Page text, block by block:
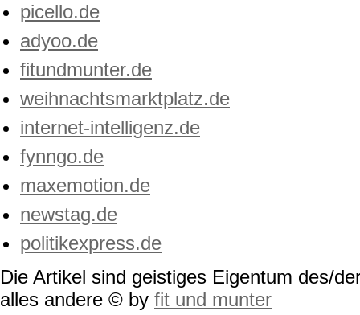
picello.de
adyoo.de
fitundmunter.de
weihnachtsmarktplatz.de
internet-intelligenz.de
fynngo.de
maxemotion.de
newstag.de
politikexpress.de
Die Artikel sind geistiges Eigentum des/
alles andere © by fit und munter